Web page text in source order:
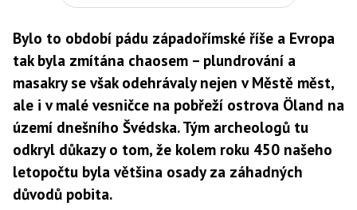
Bylo to období pádu západořímské říše a Evropa
tak byla zmítána chaosem – plundrování a
masakry se však odehrávaly nejen v Městě měst,
ale i v malé vesničce na pobřeží ostrova Öland na
území dnešního Švédska. Tým archeologů tu
odkryl důkazy o tom, že kolem roku 450 našeho
letopočtu byla většina osady za záhadných
důvodů pobita.